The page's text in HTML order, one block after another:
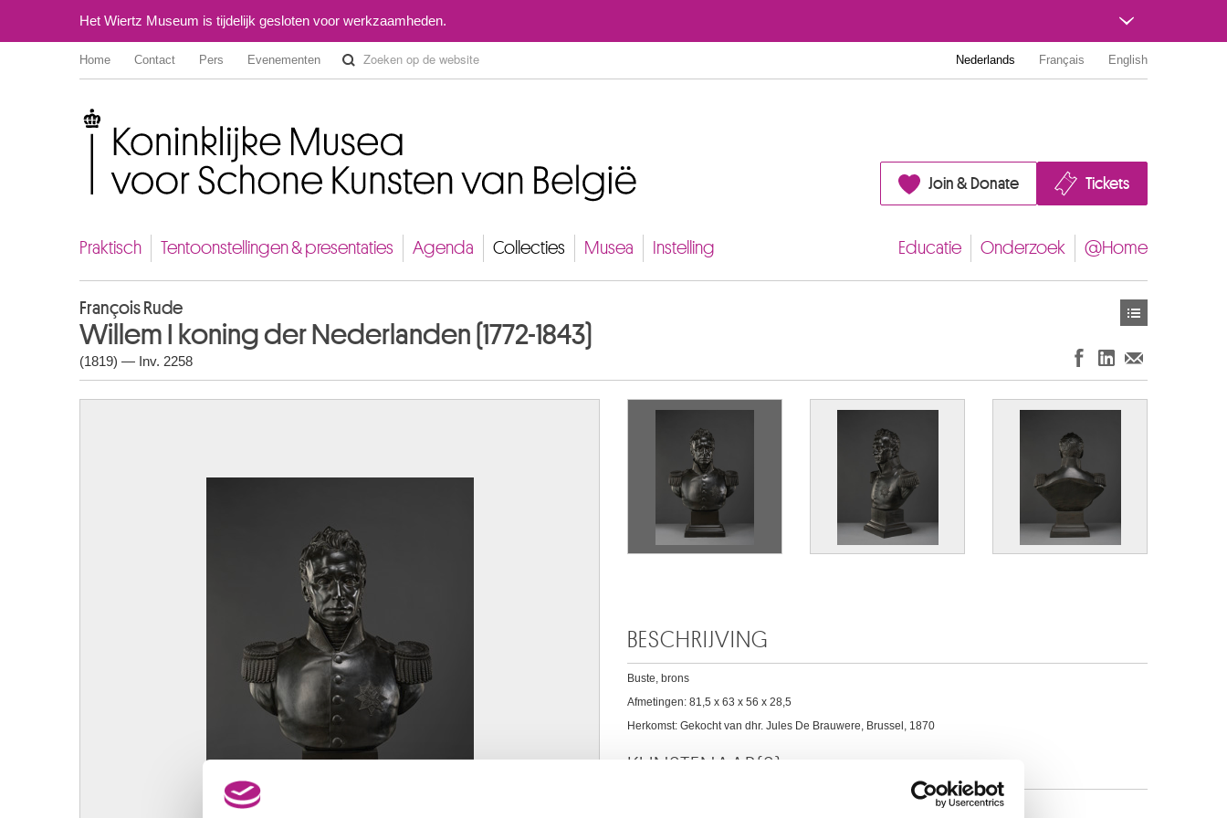
Het Wiertz Museum is tijdelijk gesloten voor werkzaamheden.
Home Contact Pers Evenementen Nederlands Français English
Join & Donate Tickets
Praktisch Tentoonstellingen & presentaties Agenda Collecties Musea Instelling Educatie Onderzoek @Home
François Rude
Willem I koning der Nederlanden (1772-1843)
(1819) — Inv. 2258
BESCHRIJVING
Buste, brons
Afmetingen: 81,5 x 63 x 56 x 28,5
Herkomst: Gekocht van dhr. Jules De Brauwere, Brussel, 1870
KUNSTENAAR(S)